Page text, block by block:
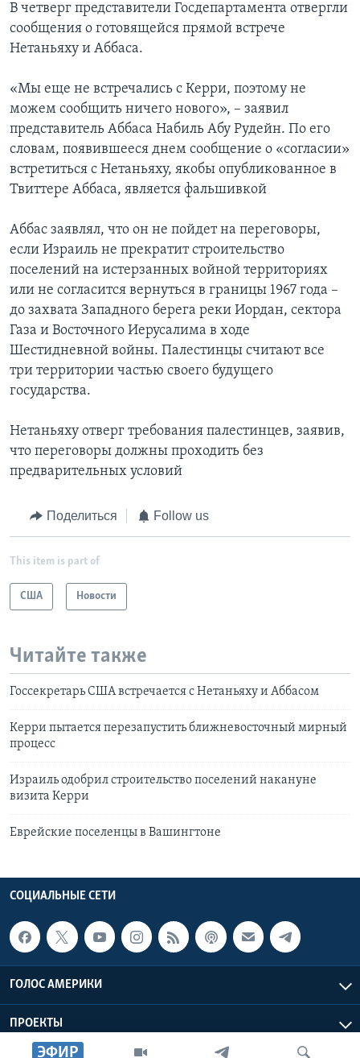
ЭФИР
В четверг представители Госдепартамента отвергли
сообщения о готовящейся прямой встрече
Нетаньяху и Аббаса.
«Мы еще не встречались с Керри, поэтому не
можем сообщить ничего нового», – заявил
представитель Аббаса Набиль Абу Рудейн. По его
словам, появившееся днем сообщение о «согласии»
встретиться с Нетаньяху, якобы опубликованное в
Твиттере Аббаса, является фальшивкой
Аббас заявлял, что он не пойдет на переговоры,
если Израиль не прекратит строительство
поселений на истерзанных войной территориях
или не согласится вернуться в границы 1967 года –
до захвата Западного берега реки Иордан, сектора
Газа и Восточного Иерусалима в ходе
Шестидневной войны. Палестинцы считают все
три территории частью своего будущего
государства.
Нетаньяху отверг требования палестинцев, заявив,
что переговоры должны проходить без
предварительных условий
Поделиться Follow us
This item is part of
США Новости
Читайте также
Госсекретарь США встречается с Нетаньяху и Аббасом
Керри пытается перезапустить ближневосточный мирный
процесс
Израиль одобрил строительство поселений накануне
визита Керри
Еврейские поселенцы в Вашингтоне
СОЦИАЛЬНЫЕ СЕТИ
ГОЛОС АМЕРИКИ
ПРОЕКТЫ